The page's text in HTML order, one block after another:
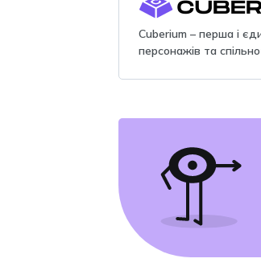
Cuberium – перша і
персонажів та